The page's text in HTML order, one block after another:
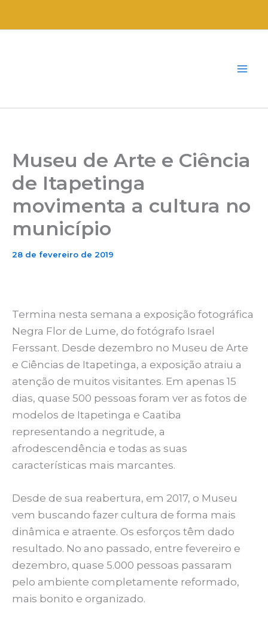
Museu de Arte e Ciência
de Itapetinga
movimenta a cultura no
município
28 de fevereiro de 2019
Termina nesta semana a exposição fotográfica
Negra Flor de Lume, do fotógrafo Israel
Ferssant. Desde dezembro no Museu de Arte
e Ciências de Itapetinga, a exposição atraiu a
atenção de muitos visitantes. Em apenas 15
dias, quase 500 pessoas foram ver as fotos de
modelos de Itapetinga e Caatiba
representando a negritude, a
afrodescendência e todas as suas
características mais marcantes.
Desde de sua reabertura, em 2017, o Museu
vem buscando fazer cultura de forma mais
dinâmica e atraente. Os esforços têm dado
resultado. No ano passado, entre fevereiro e
dezembro, quase 5.000 pessoas passaram
pelo ambiente completamente reformado,
mais bonito e organizado.